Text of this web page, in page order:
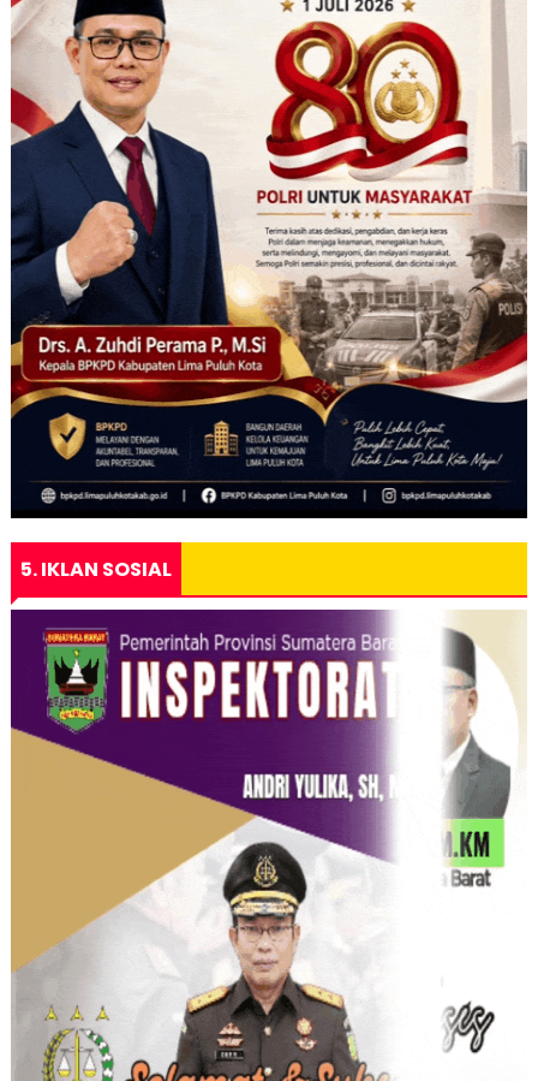
5. IKLAN SOSIAL